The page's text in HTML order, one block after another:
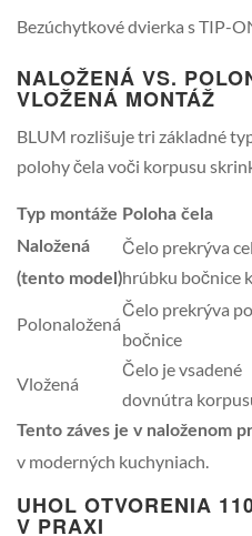
Bezúchytkové dvierka s TIP-
NALOŽENÁ VS.
VLOŽENÁ MONTÁŽ
BLUM rozlišuje tri základné
polohy čela voči korpusu
Typ montáže Poloha čela
Naložená
(tento model)
Čelo prekrýva
hrúbku bočnice
Polonaložená
Čelo prekrýva
bočnice
Vložená
Čelo je vsadené
dovnútra
Tento záves je v naloženom
v moderných kuchyniach.
UHOL OTVORENIA
V PRAXI